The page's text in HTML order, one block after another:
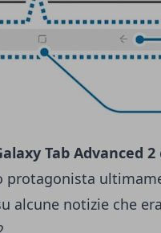
Tab Advanced 2
alcune notizie che